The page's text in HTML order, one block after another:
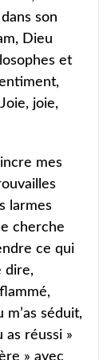
son
Dieu
et
joie,
mes
larmes
cherche
ce qui
dire,
m’as séduit,
as réussi »
» avec